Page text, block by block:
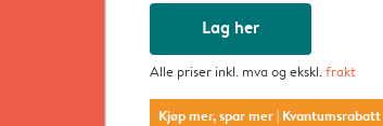
Lag her
Alle priser inkl. mva og ekskl.frakt
Kjøp mer, spar mer| Kvantumsrabatt